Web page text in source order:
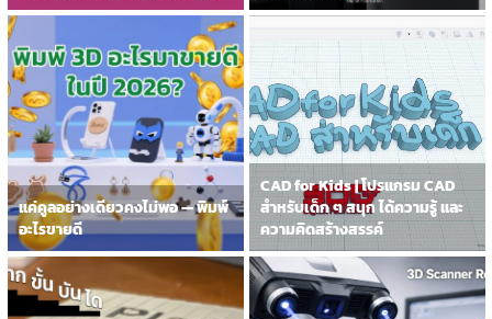
แค่คูลอย่างเดียวคงไม่พอ — พิมพ์
อะไรขายดี
CAD for Kids | โปรแกรม CAD
สำหรับเด็ก ๆ สนุก ได้ความรู้ และ
ความคิดสร้างสรรค์